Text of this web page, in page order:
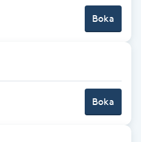
Boka
Boka